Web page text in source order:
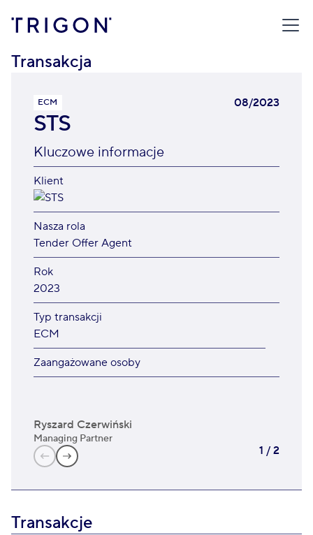
Transakcja
ECM 08/2023
STS
Kluczowe informacje
Klient
Nasza rola
Tender Offer Agent
Rok
2023
Typ transakcji
ECM
Zaangażowane osoby
Ryszard Czerwiński
Managing Partner
1 / 2
Transakcje